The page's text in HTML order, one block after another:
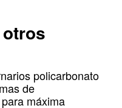
policarbonato
de
máxima